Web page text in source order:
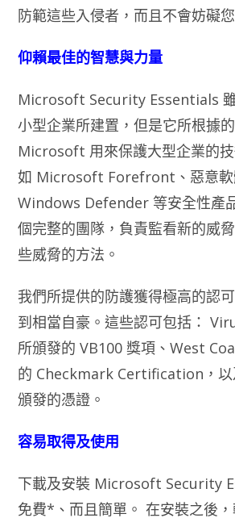
防範這些入侵者，而且不會妨礙
仰賴最佳的智慧與力量
Microsoft Security Essentials
小型企業所建置，但是它所根據
Microsoft 用來保護大型企業的
如 Microsoft Forefront、惡意軟
Windows Defender 等安全性產
個完整的團隊，負責監看新的威
些威脅的方法。
我們所提供的防護獲得極高的認
到相當自豪。這些認可包括：
所頒發的 VB100 獎項、West
的 Checkmark Certification，以
頒發的憑證。
容易取得及使用
下載及安裝 Microsoft Security
免費*、而且簡單。 在安裝之後